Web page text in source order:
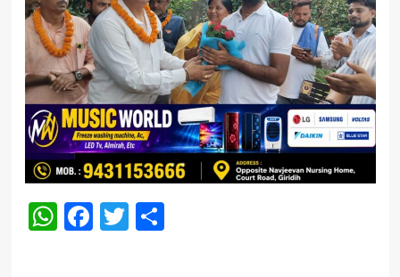
WhatsApp
Facebook
Twitter
Share